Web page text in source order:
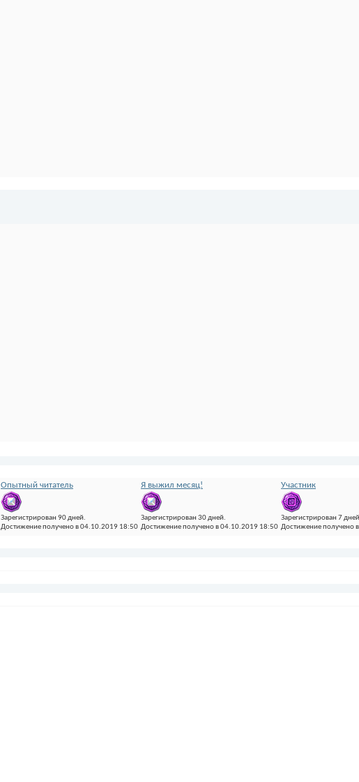
Опытный читатель
Зарегистрирован 90 дней.
Достижение получено в 04.10.2019 18:50
Я выжил месяц!
Зарегистрирован 30 дней.
Достижение получено в 04.10.2019 18:50
Участник
Зарегистрирован 7
Достижение получено